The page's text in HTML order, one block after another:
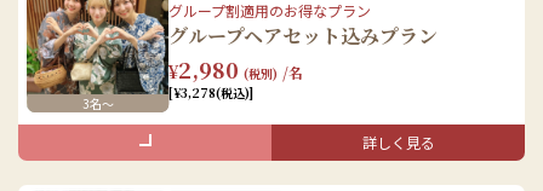
着物レンタル（着物/長襦袢/半幅帯/肌着）
小物レンタル（足袋/和装バッグ/草履/髪飾り）
着付け
ヘアセット
手荷物のお預かり
3名〜
グループ割適用のお得なプラン
グループヘアセット込みプラン
¥2,980 (税別) /名
[¥3,278(税込)]
詳しく見る